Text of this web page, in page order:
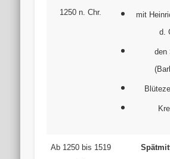
1250 n. Chr.
mit
d.
den
Ab 1250 bis 1519